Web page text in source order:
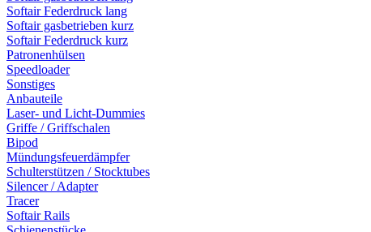
Softair Federdruck lang
Softair gasbetrieben kurz
Softair Federdruck kurz
Patronenhülsen
Speedloader
Sonstiges
Anbauteile
Laser- und Licht-Dummies
Griffe / Griffschalen
Bipod
Mündungsfeuerdämpfer
Schulterstützen / Stocktubes
Silencer / Adapter
Tracer
Softair Rails